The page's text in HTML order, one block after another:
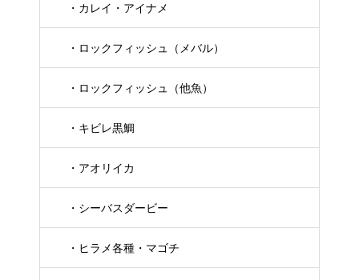
・カレイ・アイナメ
・ロックフィッシュ（メバル）
・ロックフィッシュ（他魚）
・キビレ黒鯛
・アオリイカ
・シーバスダービー
・ヒラメ各種・マゴチ